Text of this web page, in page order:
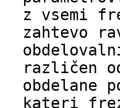
z vsemi
zahtevo
različen
obdelane
kateri